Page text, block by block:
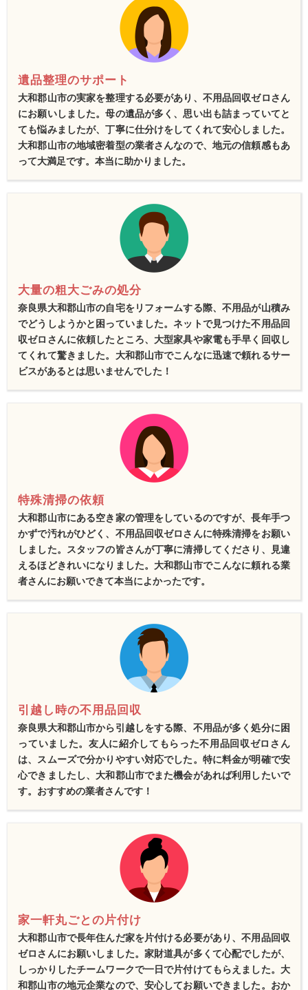
遺品整理のサポート
大和郡山市の実家を整理する必要があり、不用品回収ゼロさん
にお願いしました。母の遺品が多く、思い出も詰まっていてと
ても悩みましたが、丁寧に仕分けをしてくれて安心しました。
大和郡山市の地域密着型の業者さんなので、地元の信頼感もあ
って大満足です。本当に助かりました。
大量の粗大ごみの処分
奈良県大和郡山市の自宅をリフォームする際、不用品が山積み
でどうしようかと困っていました。ネットで見つけた不用品回
収ゼロさんに依頼したところ、大型家具や家電も手早く回収し
てくれて驚きました。大和郡山市でこんなに迅速で頼れるサー
ビスがあるとは思いませんでした！
特殊清掃の依頼
大和郡山市にある空き家の管理をしているのですが、長年手つ
かずで汚れがひどく、不用品回収ゼロさんに特殊清掃をお願い
しました。スタッフの皆さんが丁寧に清掃してくださり、見違
えるほどきれいになりました。大和郡山市でこんなに頼れる業
者さんにお願いできて本当によかったです。
引越し時の不用品回収
奈良県大和郡山市から引越しをする際、不用品が多く処分に困
っていました。友人に紹介してもらった不用品回収ゼロさん
は、スムーズで分かりやすい対応でした。特に料金が明確で安
心できましたし、大和郡山市でまた機会があれば利用したいで
す。おすすめの業者さんです！
家一軒丸ごとの片付け
大和郡山市で長年住んだ家を片付ける必要があり、不用品回収
ゼロさんにお願いしました。家財道具が多くて心配でしたが、
しっかりしたチームワークで一日で片付けてもらえました。大
和郡山市の地元企業なので、安心してお願いできました。おか